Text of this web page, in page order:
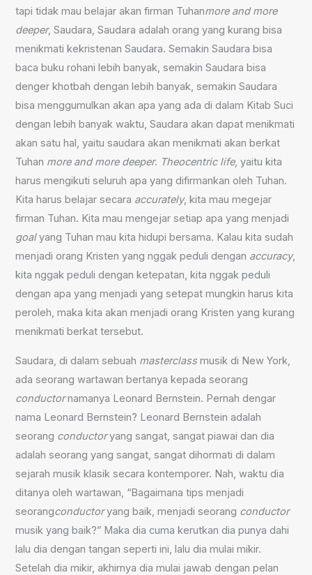
tapi tidak mau belajar akan firman Tuhanmore and more
deeper, Saudara, Saudara adalah orang yang kurang bisa
menikmati kekristenan Saudara. Semakin Saudara bisa
baca buku rohani lebih banyak, semakin Saudara bisa
denger khotbah dengan lebih banyak, semakin Saudara
bisa menggumulkan akan apa yang ada di dalam Kitab Suci
dengan lebih banyak waktu, Saudara akan dapat menikmati
akan satu hal, yaitu saudara akan menikmati akan berkat
Tuhan more and more deeper. Theocentric life, yaitu kita
harus mengikuti seluruh apa yang difirmankan oleh Tuhan.
Kita harus belajar secara accurately, kita mau megejar
firman Tuhan. Kita mau mengejar setiap apa yang menjadi
goalyang Tuhan mau kita hidupi bersama. Kalau kita sudah
menjadi orang Kristen yang nggak peduli dengan accuracy,
kita nggak peduli dengan ketepatan, kita nggak peduli
dengan apa yang menjadi yang setepat mungkin harus kita
peroleh, maka kita akan menjadi orang Kristen yang kurang
menikmati berkat tersebut.
Saudara, di dalam sebuah masterclassmusik di New York,
ada seorang wartawan bertanya kepada seorang
conductornamanya Leonard Bernstein. Pernah dengar
nama Leonard Bernstein? Leonard Bernstein adalah
seorang conductoryang sangat, sangat piawai dan dia
adalah seorang yang sangat, sangat dihormati di dalam
sejarah musik klasik secara kontemporer. Nah, waktu dia
ditanya oleh wartawan, “Bagaimana tips menjadi
seorangconductoryang baik, menjadi seorang conductor
musik yang baik?” Maka dia cuma kerutkan dia punya dahi
lalu dia dengan tangan seperti ini, lalu dia mulai mikir.
Setelah dia mikir, akhirnya dia mulai jawab dengan pelan